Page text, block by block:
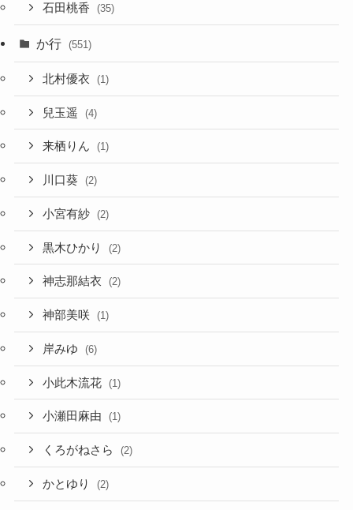
石田桃香 (35)
か行 (551)
北村優衣 (1)
兒玉遥 (4)
来栖りん (1)
川口葵 (2)
小宮有紗 (2)
黒木ひかり (2)
神志那結衣 (2)
神部美咲 (1)
岸みゆ (6)
小此木流花 (1)
小瀬田麻由 (1)
くろがねさら (2)
かとゆり (2)